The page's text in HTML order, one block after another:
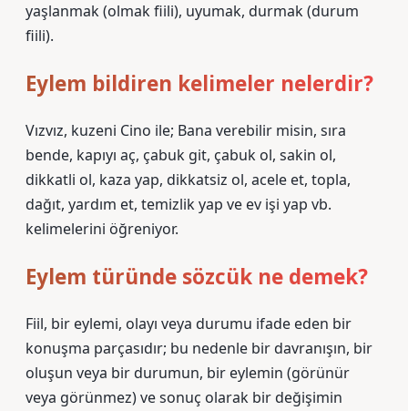
yaşlanmak (olmak fiili), uyumak, durmak (durum
fiili).
Eylem bildiren kelimeler nelerdir?
Vızvız, kuzeni Cino ile; Bana verebilir misin, sıra
bende, kapıyı aç, çabuk git, çabuk ol, sakin ol,
dikkatli ol, kaza yap, dikkatsiz ol, acele et, topla,
dağıt, yardım et, temizlik yap ve ev işi yap vb.
kelimelerini öğreniyor.
Eylem türünde sözcük ne demek?
Fiil, bir eylemi, olayı veya durumu ifade eden bir
konuşma parçasıdır; bu nedenle bir davranışın, bir
oluşun veya bir durumun, bir eylemin (görünür
veya görünmez) ve sonuç olarak bir değişimin